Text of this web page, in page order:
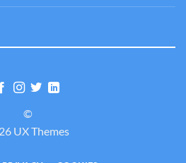
©
UX Themes